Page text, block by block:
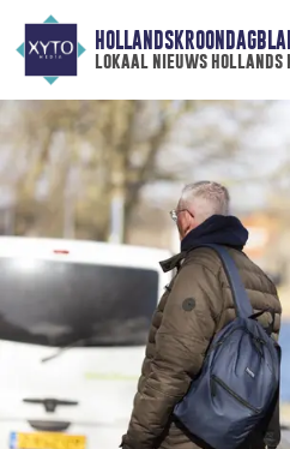
lokaal nieuws hollands